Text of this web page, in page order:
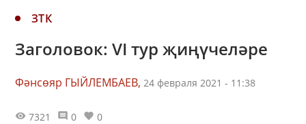
ЗТК
Заголовок: VI тур җиңүчеләре
Фәнсөяр ГЫЙЛЕМБАЕВ, 24 февраля 2021 - 11:38
7321 0 0